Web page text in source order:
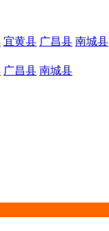
宜黄县 广昌县 南城县
广昌县 南城县